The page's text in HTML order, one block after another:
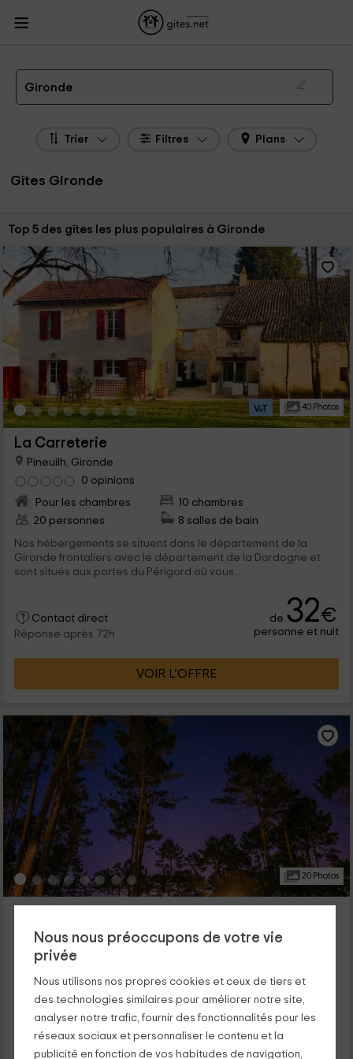
Nous nous préoccupons de votre vie
privée
Nous utilisons nos propres cookies et ceux de tiers et
des technologies similaires pour améliorer notre site,
analyser notre trafic, fournir des fonctionnalités pour les
réseaux sociaux et personnaliser le contenu et la
publicité en fonction de vos habitudes de navigation,
Gîtes Gironde de 2026
Gironde
Trier Filtres Plans
Gîtes Gironde
Trier par:
Top 5 des gîtes les plus populaires à Gironde
40 Photos
La Carreterie
Pineuilh, Gironde
0 opinions
Pour les chambres
10 chambres
20 personnes
8 salles de bain
Nos hébergements se situent dans le département de la
Gironde frontaliers avec le département de la Dordogne et
sont situés aux portes du Périgord où vous...
Contact direct
Réponse après 72h
de 32€
personne et nuit
VOIR L’OFFRE
20 Photos
Captieux, Gironde
0 opinions
Vous rêvez d'une escapade en pleine nature et de vous
ressourcer loin de la cohue et du brouhaha quotidien ?
Profitez de cette occasion unique pour loger dans de
somptueuses cabanes en bois...